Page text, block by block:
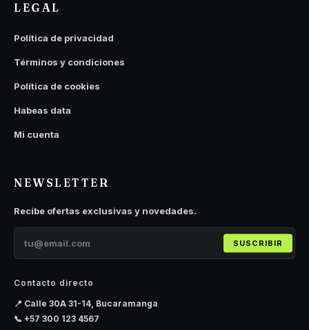
LEGAL
Política de privacidad
Términos y condiciones
Política de cookies
Habeas data
Mi cuenta
NEWSLETTER
Recibe ofertas exclusivas y novedades.
SUSCRIBIR
Contacto directo
📍 Calle 30A 31-14, Bucaramanga
📞 +57 300 123 4567